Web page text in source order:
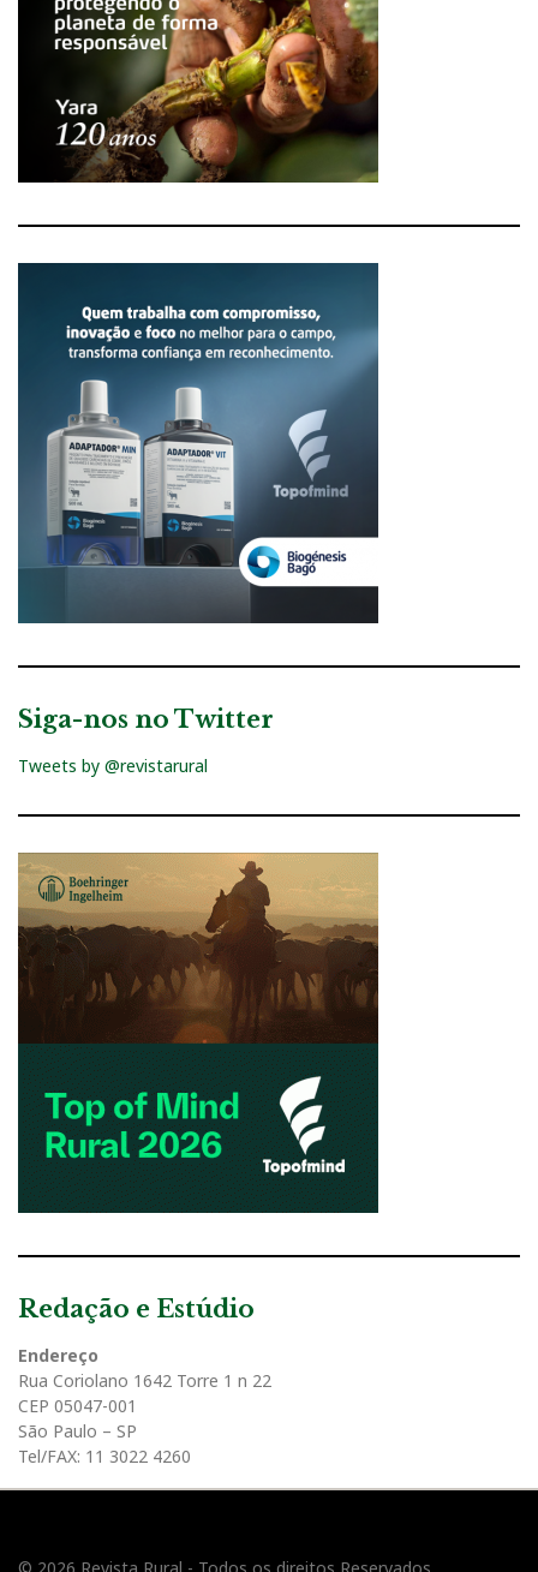
Siga-nos no Twitter
Tweets by @revistarural
Redação e Estúdio
Endereço
Rua Coriolano 1642 Torre 1 n 22
CEP 05047-001
São Paulo – SP
Tel/FAX: 11 3022 4260